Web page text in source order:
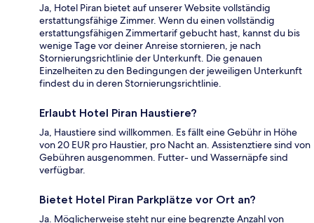
Ja, Hotel Piran bietet auf unserer Website vollständig
erstattungsfähige Zimmer. Wenn du einen vollständig
erstattungsfähigen Zimmertarif gebucht hast, kannst du bis
wenige Tage vor deiner Anreise stornieren, je nach
Stornierungsrichtlinie der Unterkunft. Die genauen
Einzelheiten zu den Bedingungen der jeweiligen Unterkunft
findest du in deren Stornierungsrichtlinie.
Erlaubt Hotel Piran Haustiere?
Ja, Haustiere sind willkommen. Es fällt eine Gebühr in Höhe
von 20 EUR pro Haustier, pro Nacht an. Assistenztiere sind von
Gebühren ausgenommen. Futter- und Wassernäpfe sind
verfügbar.
Bietet Hotel Piran Parkplätze vor Ort an?
Ja. Möglicherweise steht nur eine begrenzte Anzahl von